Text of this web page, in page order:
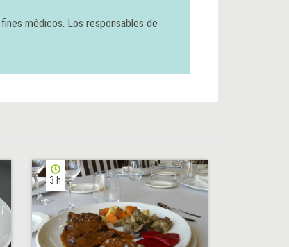
médicos. Los responsables de
3 h